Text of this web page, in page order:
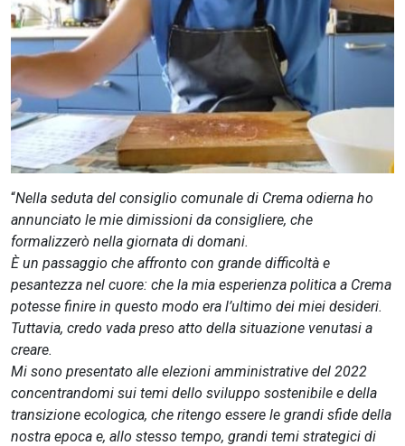
“Nella seduta del consiglio comunale di Crema odierna ho
annunciato le mie dimissioni da consigliere, che
formalizzerò nella giornata di domani.
È un passaggio che affronto con grande difficoltà e
pesantezza nel cuore: che la mia esperienza politica a Crema
potesse finire in questo modo era l’ultimo dei miei desideri.
Tuttavia, credo vada preso atto della situazione venutasi a
creare.
Mi sono presentato alle elezioni amministrative del 2022
concentrandomi sui temi dello sviluppo sostenibile e della
transizione ecologica, che ritengo essere le grandi sfide della
nostra epoca e, allo stesso tempo, grandi temi strategici di